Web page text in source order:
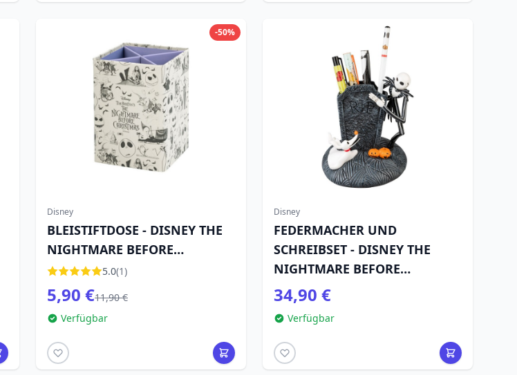
-50%
Disney
BLEISTIFTDOSE - DISNEY THE
NIGHTMARE BEFORE
CHRISTMAS
5.0(1)
5,90 €11,90 €
Verfügbar
Disney
FEDERMACHER UND
SCHREIBSET - DISNEY THE
NIGHTMARE BEFORE
CHRISTMAS
34,90 €
Verfügbar